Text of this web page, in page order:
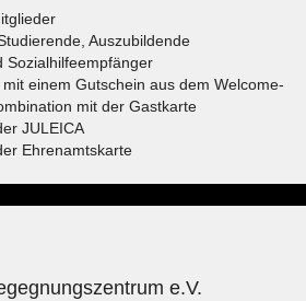
Auszubildende
Sozialhilfeempfänger
einem Gutschein aus dem Welcome-
mit der Gastkarte
JULEICA
Ehrenamtskarte
e.V.